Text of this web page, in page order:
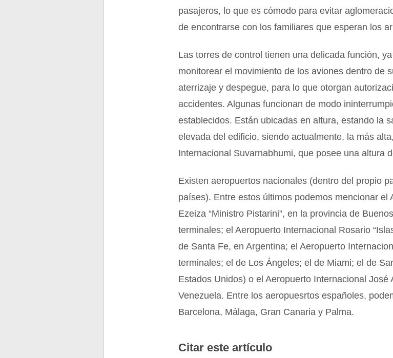
pasajeros, lo que es cómodo para evitar
de encontrarse con los familiares que esperan los
Las torres de control tienen una delicada función,
monitorear el movimiento de los aviones dentro de
aterrizaje y despegue, para lo que otorgan
accidentes. Algunas funcionan de modo
establecidos. Están ubicadas en altura, estando la
elevada del edificio, siendo actualmente, la más
Internacional Suvarnabhumi, que posee una altura
Existen aeropuertos nacionales (dentro del propio
países). Entre estos últimos podemos mencionar el
Ezeiza “Ministro Pistarini”, en la provincia de
terminales; el Aeropuerto Internacional Rosario
de Santa Fe, en Argentina; el Aeropuerto
terminales; el de Los Ángeles; el de Miami; el de
Estados Unidos) o el Aeropuerto Internacional José
Venezuela. Entre los aeropuesrtos españoles,
Barcelona, Málaga, Gran Canaria y Palma.
Citar este artículo